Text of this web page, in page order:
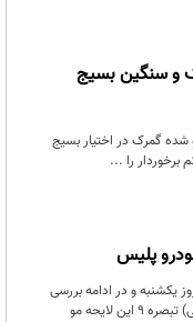
و سنگین بسیج
شده گمرک در اختیار بسیج
را ...
یکشنبه و در ادامه بررسی